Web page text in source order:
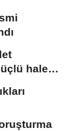
hale